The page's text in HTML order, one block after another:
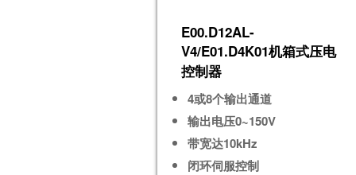
E00.D12AL-
V4/E01.D4K01机箱式压电
控制器
4或8个输出通道
输出电压0~150V
带宽达10kHz
闭环伺服控制